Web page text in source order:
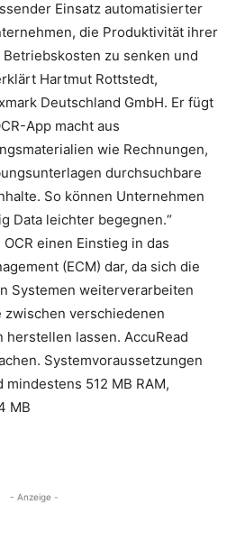
Einsatz automatisierter
die Produktivität ihrer
zu senken und
Hartmut Rottstedt,
Deutschland GmbH. Er fügt
App macht aus
wie Rechnungen,
durchsuchbare
So können Unternehmen
Data leichter begegnen.“
einen Einstieg in das
(ECM) dar, da sich die
Systemen weiterverarbeiten
zwischen verschiedenen
lassen. AccuRead
Systemvoraussetzungen
512 MB RAM,
MB
- Anzeige -